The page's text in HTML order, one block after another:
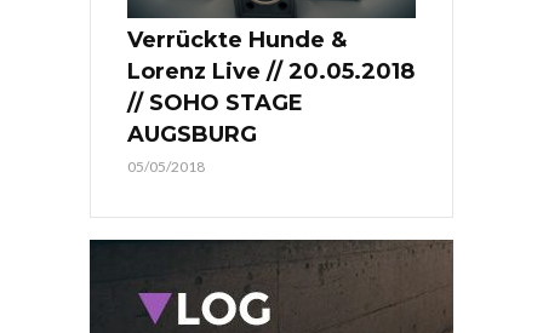
Verrückte Hunde &
Lorenz Live // 20.05.2018
// SOHO STAGE
AUGSBURG
05/05/2018